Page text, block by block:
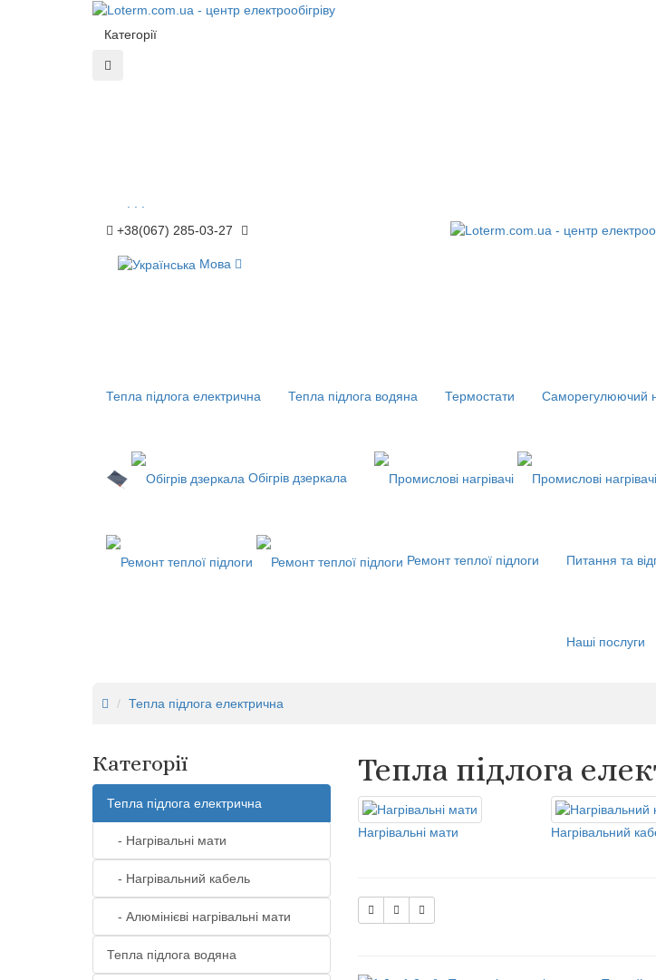
Категорії
+38(067) 285-03-27
Мова
Тепла підлога електрична Тепла підлога водяна Термостати Саморегулюючий
Обігрів дзеркала
Ремонт теплої підлоги Питання та
Наші послуги
Тепла підлога електрична
Категорії
Тепла підлога електрична
- Нагрівальні мати
- Нагрівальний кабель
- Алюмінієві нагрівальні мати
Тепла підлога водяна
Тепла підлога
Нагрівальні мати
Нагрівальний